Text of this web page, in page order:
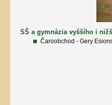
SŠ a gymnázia vyššího i
Čaroobchod - Gery